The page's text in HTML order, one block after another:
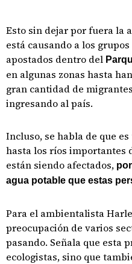
Esto sin dejar por fuera la
está causando a los
apostados dentro del
en algunas zonas hasta
gran cantidad de
ingresando al país.
Incluso, se habla de que
hasta los ríos importantes
están siendo afectados,
agua potable que estas
Para el ambientalista
preocupación de varios
pasando. Señala que esta
ecologistas, sino que